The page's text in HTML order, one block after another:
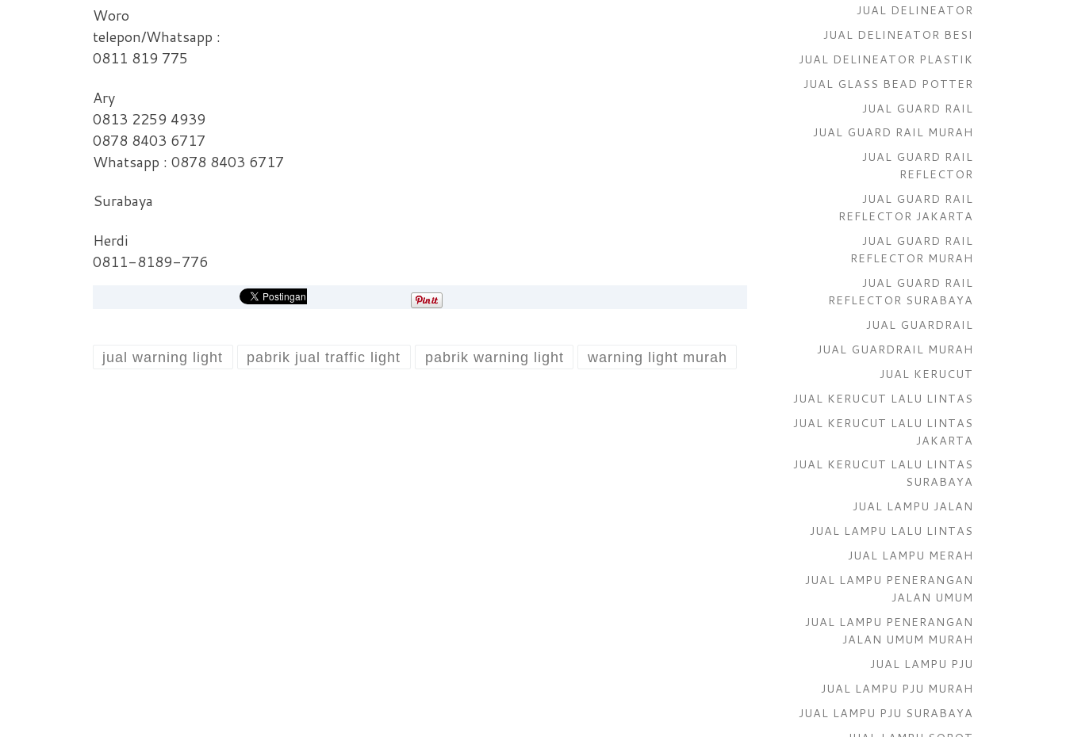
Woro
telepon/Whatsapp :
0811 819 775
Ary
0813 2259 4939
0878 8403 6717
Whatsapp : 0878 8403 6717
Surabaya
Herdi
0811-8189-776
jual warning light pabrik jual traffic light pabrik warning light warning light murah
JUAL DELINEATOR
JUAL DELINEATOR BESI
JUAL DELINEATOR PLASTIK
JUAL GLASS BEAD POTTER
JUAL GUARD RAIL
JUAL GUARD RAIL MURAH
JUAL GUARD RAIL
REFLECTOR
JUAL GUARD RAIL
REFLECTOR JAKARTA
JUAL GUARD RAIL
REFLECTOR MURAH
JUAL GUARD RAIL
REFLECTOR SURABAYA
JUAL GUARDRAIL
JUAL GUARDRAIL MURAH
JUAL KERUCUT
JUAL KERUCUT LALU LINTAS
JUAL KERUCUT LALU LINTAS
JAKARTA
JUAL KERUCUT LALU LINTAS
SURABAYA
JUAL LAMPU JALAN
JUAL LAMPU LALU LINTAS
JUAL LAMPU MERAH
JUAL LAMPU PENERANGAN
JALAN UMUM
JUAL LAMPU PENERANGAN
JALAN UMUM MURAH
JUAL LAMPU PJU
JUAL LAMPU PJU MURAH
JUAL LAMPU PJU SURABAYA